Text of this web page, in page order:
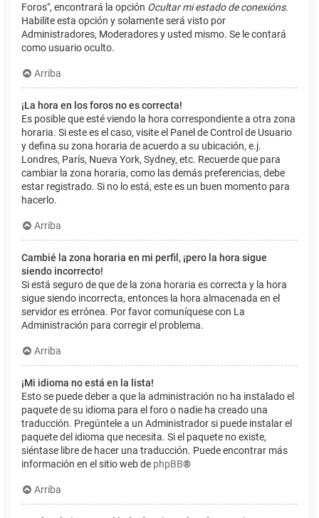
Foros", encontrará la opción Ocultar mi estado de conexións.
Habilite esta opción y solamente será visto por
Administradores, Moderadores y usted mismo. Se le contará
como usuario oculto.
Arriba
¡La hora en los foros no es correcta!
Es posible que esté viendo la hora correspondiente a otra zona
horaria. Si este es el caso, visite el Panel de Control de Usuario
y defina su zona horaria de acuerdo a su ubicación, e.j.
Londres, París, Nueva York, Sydney, etc. Recuerde que para
cambiar la zona horaria, como las demás preferencias, debe
estar registrado. Si no lo está, este es un buen momento para
hacerlo.
Arriba
Cambié la zona horaria en mi perfil, ¡pero la hora sigue
siendo incorrecto!
Si está seguro de que de la zona horaria es correcta y la hora
sigue siendo incorrecta, entonces la hora almacenada en el
servidor es errónea. Por favor comuníquese con La
Administración para corregir el problema.
Arriba
¡Mi idioma no está en la lista!
Esto se puede deber a que la administración no ha instalado el
paquete de su idioma para el foro o nadie ha creado una
traducción. Pregúntele a un Administrador si puede instalar el
paquete del idioma que necesita. Si el paquete no existe,
siéntase libre de hacer una traducción. Puede encontrar más
información en el sitio web de phpBB®
Arriba